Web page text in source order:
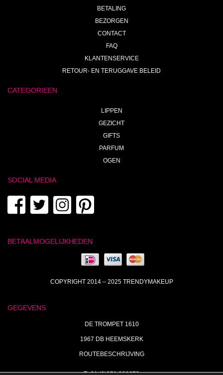
BETALING
BEZORGEN
CONTACT
FAQ
KLANTENSERVICE
RETOUR- EN TERUGGAVE BELEID
CATEGORIEEN
LIPPEN
GEZICHT
GIFTS
PARFUM
OGEN
SOCIAL MEDIA
BETAALMOGELIJKHEDEN
COPYRIGHT 2014 – 2025 TRENDYMAKEUP
GEGEVENS
DE TROMPET 1610
1967 DB HEEMSKERK
ROUTEBESCHRIJVING